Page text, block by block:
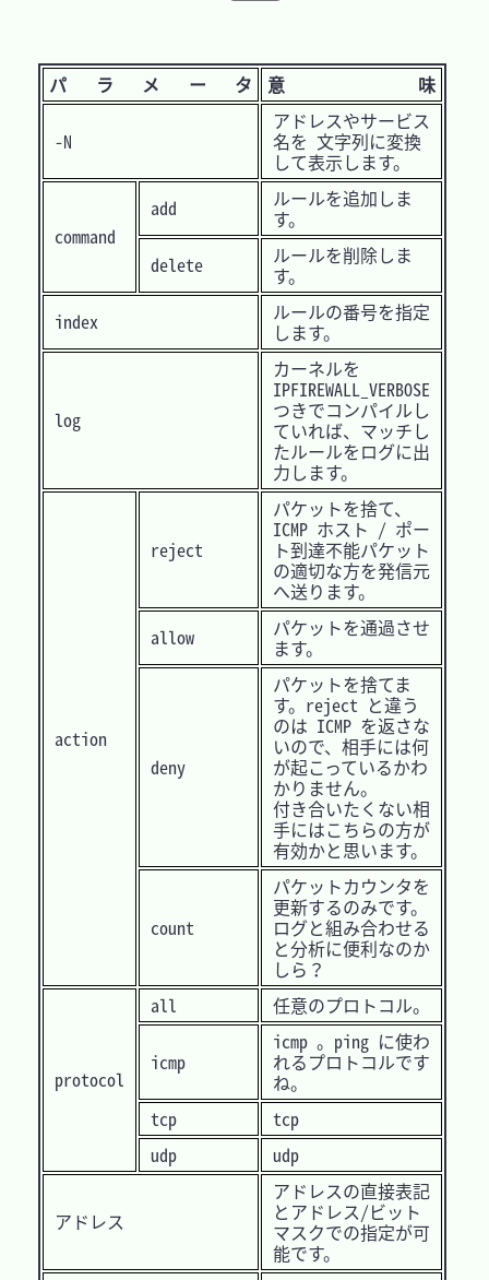
パラメータ 意 味
-N
アドレスやサービス
名を 文字列に変換
して表示します。
command
add ルールを追加しま
す。
delete
ルールを削除しま
す。
index
ルールの番号を指定
します。
log
カーネルを
IPFIREWALL_VERBOSE
つきでコンパイルし
ていれば、マッチし
たルールをログに出
力します。
action
reject
パケットを捨て、
ICMP ホスト / ポー
ト到達不能パケット
の適切な方を発信元
へ送ります。
allow
パケットを通過させ
ます。
deny
パケットを捨てま
す。reject と違う
のは ICMP を返さな
いので、相手には何
が起こっているかわ
かりません。
付き合いたくない相
手にはこちらの方が
有効かと思います。
count
パケットカウンタを
更新するのみです。
ログと組み合わせる
と分析に便利なのか
しら？
protocol
all 任意のプロトコル。
icmp
icmp 。ping に使わ
れるプロトコルです
ね。
tcp
tcp
udp
udp
アドレス
アドレスの直接表記
とアドレス/ビット
マスクでの指定が可
能です。